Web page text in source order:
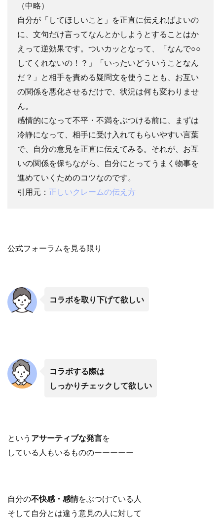
（中略）
自分が「してほしいこと」を正直に伝えればよいの
に、文句だけ言ってなんとかしようとすることはか
えって逆効果です。ついカッとなって、「なんで○○
してくれないの！？」「いったいどういうことなん
だ？」と相手を責める疑問文を使うことも、お互い
の関係を悪化させるだけで、状況は何も変わりませ
ん。
感情的になって不平・不満をぶつける前に、まずは
冷静になって、相手に受け入れてもらいやすい言葉
で、自分の意見を正直に伝えてみる。それが、お互
いの関係を保ちながら、自分にとってうまく物事を
進めていくためのコツなのです。
引用元： 正しいクレームの伝え方
公式フォーラムを見る限り
コラボを取り下げて欲しい
コラボする際は
しっかりチェックして欲しい
という アサーティブな発言を
している人もいるもののーーーーー
自分の不快感・感情をぶつけている人
そして自分とは違う意見の人に対して